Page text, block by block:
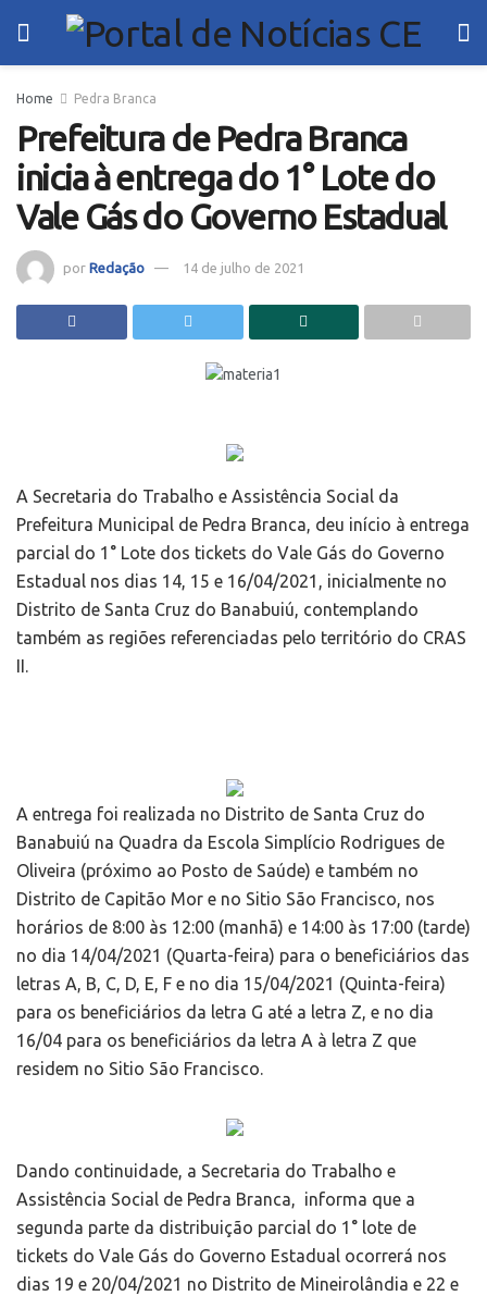
Home Pedra Branca
Prefeitura de Pedra Branca
inicia à entrega do 1° Lote do
Vale Gás do Governo Estadual
por Redação 14 de julho de 2021
A Secretaria do Trabalho e Assistência Social da
Prefeitura Municipal de Pedra Branca, deu início à entrega
parcial do 1° Lote dos tickets do Vale Gás do Governo
Estadual nos dias 14, 15 e 16/04/2021, inicialmente no
Distrito de Santa Cruz do Banabuiú, contemplando
também as regiões referenciadas pelo território do CRAS
II.
A entrega foi realizada no Distrito de Santa Cruz do
Banabuiú na Quadra da Escola Simplício Rodrigues de
Oliveira (próximo ao Posto de Saúde) e também no
Distrito de Capitão Mor e no Sitio São Francisco, nos
horários de 8:00 às 12:00 (manhã) e 14:00 às 17:00 (tarde)
no dia 14/04/2021 (Quarta-feira) para o beneficiários das
letras A, B, C, D, E, F e no dia 15/04/2021 (Quinta-feira)
para os beneficiários da letra G até a letra Z, e no dia
16/04 para os beneficiários da letra A à letra Z que
residem no Sitio São Francisco.
Dando continuidade, a Secretaria do Trabalho e
Assistência Social de Pedra Branca, informa que a
segunda parte da distribuição parcial do 1° lote de
tickets do Vale Gás do Governo Estadual ocorrerá nos
dias 19 e 20/04/2021 no Distrito de Mineirolândia e 22 e